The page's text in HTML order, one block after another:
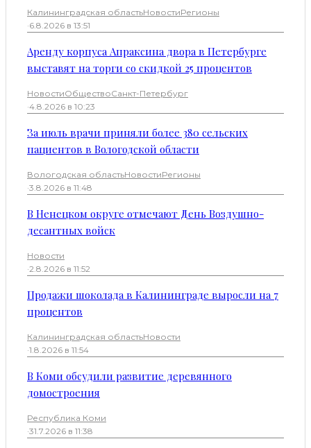
Калининградская областьНовостиРегионы
·6.8.2026 в 13:51
Аренду корпуса Апраксина двора в Петербурге
выставят на торги со скидкой 25 процентов
НовостиОбществоСанкт-Петербург
·4.8.2026 в 10:23
За июль врачи приняли более 380 сельских
пациентов в Вологодской области
Вологодская областьНовостиРегионы
·3.8.2026 в 11:48
В Ненецком округе отмечают День Воздушно-
десантных войск
Новости
·2.8.2026 в 11:52
Продажи шоколада в Калининграде выросли на 7
процентов
Калининградская областьНовости
·1.8.2026 в 11:54
В Коми обсудили развитие деревянного
домостроения
Республика Коми
·31.7.2026 в 11:38